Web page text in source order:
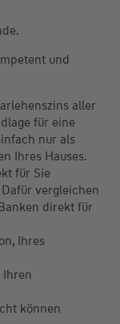
und
aller
für eine
nur als
Ihres Hauses.
für Sie
vergleichen
direkt für
Ihres
Ihren
können